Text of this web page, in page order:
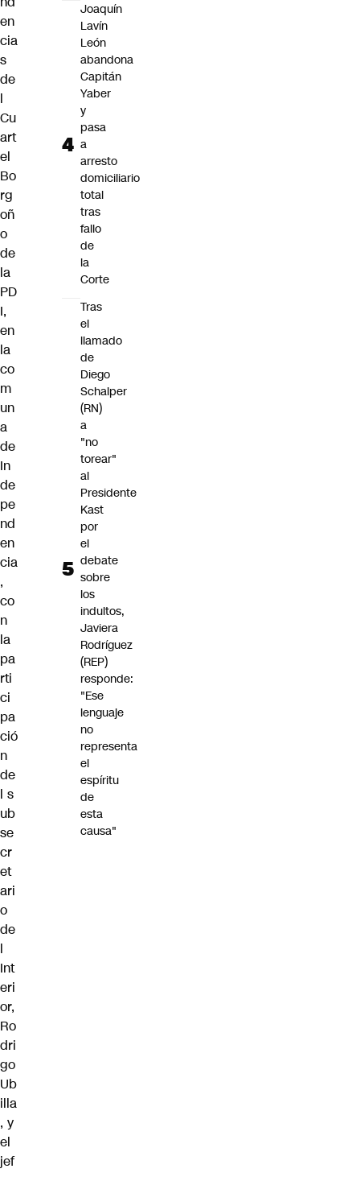
en
cia
s
de
l
Cu
art
el
Bo
rg
oñ
o
de
la
PD
I,
en
la
co
m
un
a
de
In
de
pe
nd
en
cia
,
co
n
la
pa
rti
ci
pa
ció
n
de
l s
ub
se
cr
et
ari
o
de
l
Int
eri
or,
Ro
dri
go
Ub
illa
, y
el
jef
Joaquín
Lavín
León
abandona
Capitán
Yaber
y
pasa
a
arresto
domiciliario
total
tras
fallo
de
la
Corte
Tras
el
llamado
de
Diego
Schalper
(RN)
a
"no
torear"
al
Presidente
Kast
por
el
debate
sobre
los
indultos,
Javiera
Rodríguez
(REP)
responde:
"Ese
lenguaje
no
representa
el
espíritu
de
esta
causa"